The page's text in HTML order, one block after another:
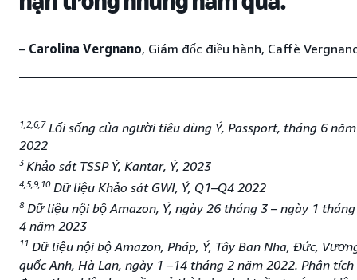
– Carolina Vergnano, Giám đốc điều hành, Caffè
1,2,6,7 Lối sống của người tiêu dùng Ý, Passport, tháng 6 năm
2022
3 Khảo sát TSSP Ý, Kantar, Ý, 2023
4,5,9,10Dữ liệu Khảo sát GWI, Ý, Q1–Q4 2022
8Dữ liệu nội bộ Amazon, Ý, ngày 26 tháng 3 – ngày 1 tháng
4 năm 2023
11 Dữ liệu nội bộ Amazon, Pháp, Ý, Tây Ban Nha, Đức,
quốc Anh, Hà Lan, ngày 1 –14 tháng 2 năm 2022. Phân tích